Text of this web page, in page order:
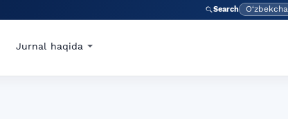
Search O‘zbekcha
Jurnal haqida